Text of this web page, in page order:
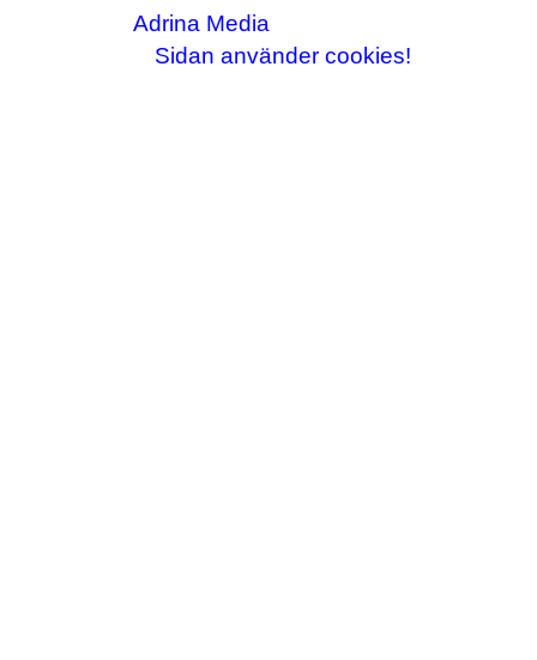
Copyright © 2003-2026Adrina Media
Sidan använder cookies!